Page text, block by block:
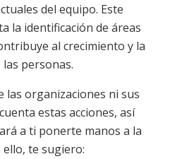
del equipo. Este
la identificación de áreas
al crecimiento y la
personas.
las organizaciones ni sus
estas acciones, así
a ti ponerte manos a la
te sugiero: